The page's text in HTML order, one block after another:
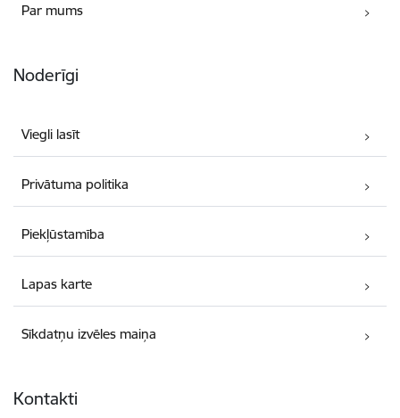
Par mums
Noderīgi
Viegli lasīt
Privātuma politika
Piekļūstamība
Lapas karte
Sīkdatņu izvēles maiņa
Kontakti